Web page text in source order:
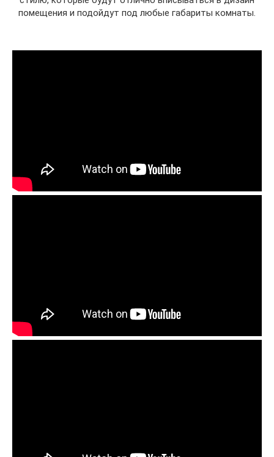
помещения и подойдут под любые габариты комнаты.